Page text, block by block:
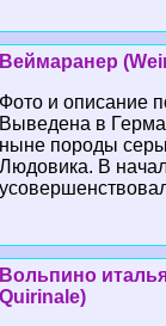
Веймаранер
Фото и описание
Выведена в
ныне породы
Людовика. В
Вольпино
Quirinale)